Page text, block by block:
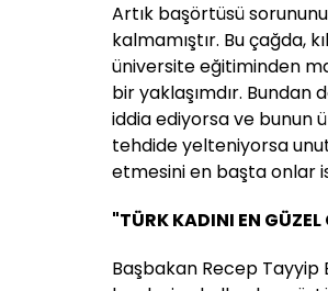
Artık başörtüsü
kalmamıştır. Bu çağda,
üniversite eğitiminden
bir yaklaşımdır. Bundan
iddia ediyorsa ve bunun
tehdide yelteniyorsa
etmesini en başta onlar
"TÜRK KADINI EN
Başbakan Recep Tayyip